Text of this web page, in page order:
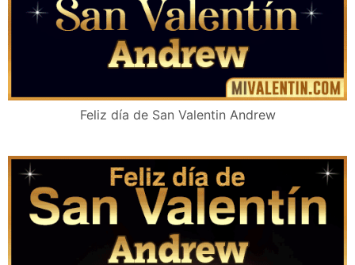
Feliz día de San Valentin Andrew